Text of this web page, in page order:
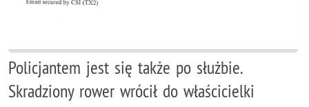
Policjantem jest się także po służbie.
Skradziony rower wrócił do właścicielki